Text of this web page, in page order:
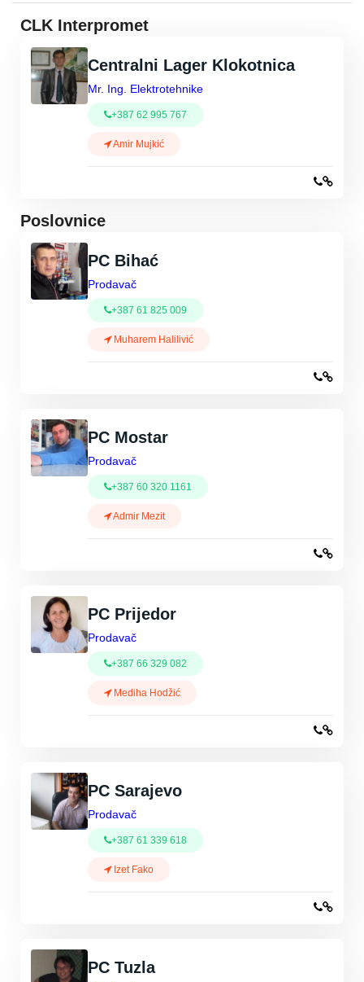
CLK Interpromet
Centralni Lager Klokotnica
Mr. Ing. Elektrotehnike
+387 62 995 767
Amir Mujkić
Poslovnice
PC Bihać
Prodavač
+387 61 825 009
Muharem Halilivić
PC Mostar
Prodavač
+387 60 320 1161
Admir Mezit
PC Prijedor
Prodavač
+387 66 329 082
Mediha Hodžić
PC Sarajevo
Prodavač
+387 61 339 618
Izet Fako
PC Tuzla